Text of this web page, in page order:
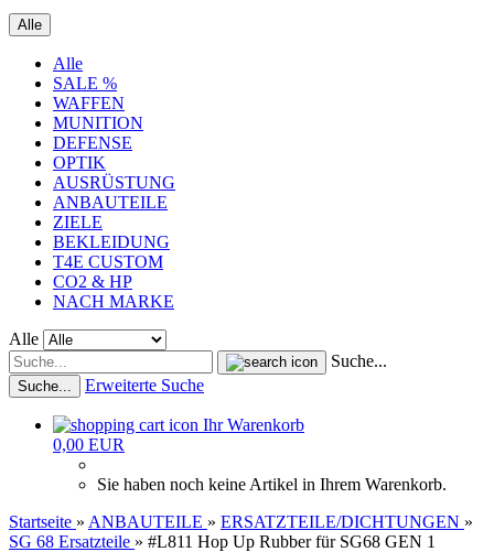
Alle
Alle
SALE %
WAFFEN
MUNITION
DEFENSE
OPTIK
AUSRÜSTUNG
ANBAUTEILE
ZIELE
BEKLEIDUNG
T4E CUSTOM
CO2 & HP
NACH MARKE
Alle
Suche...
Suche... Erweiterte Suche
Ihr Warenkorb
0,00 EUR
Sie haben noch keine Artikel in Ihrem Warenkorb.
Startseite » ANBAUTEILE » ERSATZTEILE/DICHTUNGEN »
SG 68 Ersatzteile » #L811 Hop Up Rubber für SG68 GEN 1